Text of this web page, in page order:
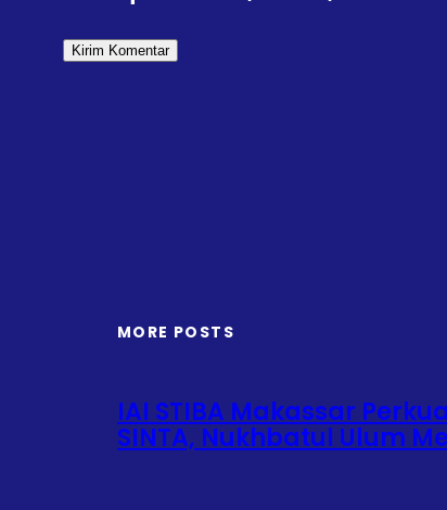
MORE POSTS
IAI STIBA Makassar
SINTA, Nukhbatul Ulum